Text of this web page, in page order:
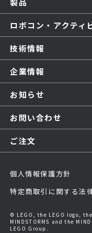
ロボコン・アクティ
技術情報
企業情報
お知らせ
お問い合わせ
ご注文
個人情報保護方針
特定商取引に関する法
© LEGO, the LEGO logo,
MINDSTORMS and the
LEGO Group.